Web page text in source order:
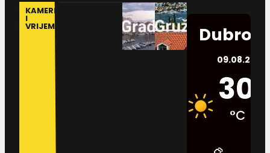
KAMERE
I
VRIJEME
09.08.2026.
30
°C